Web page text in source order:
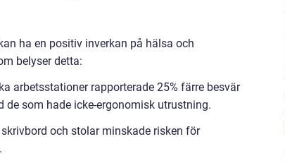
ha en positiv inverkan på hälsa och
belyser detta:
arbetsstationer rapporterade 25% färre besvär
som hade icke-ergonomisk utrustning.
och stolar minskade risken för